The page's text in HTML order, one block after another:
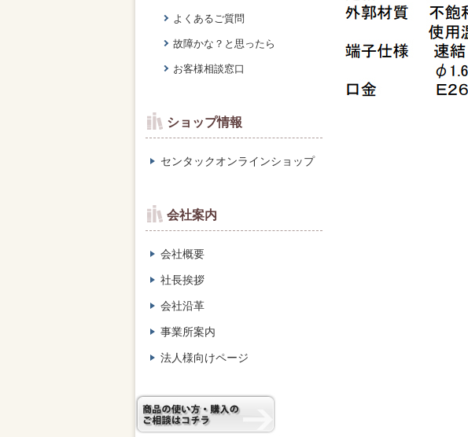
よくあるご質問
故障かな？と思ったら
お客様相談窓口
ショップ情報
センタックオンラインショップ
会社案内
会社概要
社長挨拶
会社沿革
事業所案内
法人様向けページ